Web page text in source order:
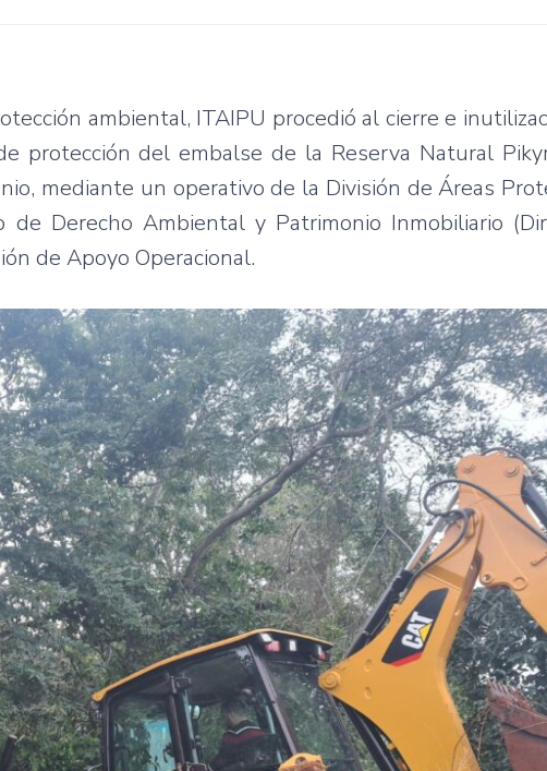
ambiental, ITAIPU procedió al cierre e
protección del embalse de la Reserva Natural
mediante un operativo de la División de Áreas
Derecho Ambiental y Patrimonio Inmobiliario
de Apoyo Operacional.